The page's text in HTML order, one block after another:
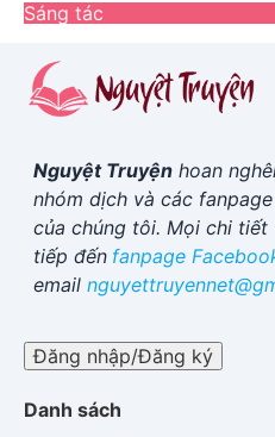
Sáng tác
Nguyệt Truyện hoan
nhóm dịch và các
của chúng tôi. Mọi chi
tiếp đến fanpage
email
Đăng nhập/Đăng ký
Danh sách